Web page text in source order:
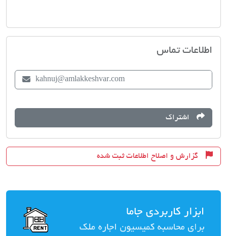
اطلاعات تماس
kahnuj@amlakkeshvar.com
اشتراک
گزارش و اصلاح اطلاعات ثبت شده